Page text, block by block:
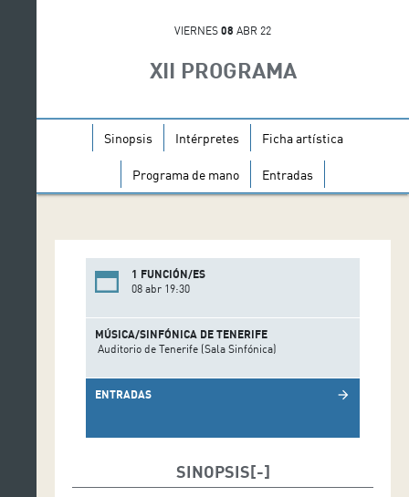
VIERNES 08 ABR 22
XII PROGRAMA
Sinopsis Intérpretes Ficha artística
Programa de mano Entradas
1 FUNCIÓN/ES
08 abr 19:30
MÚSICA/SINFÓNICA DE TENERIFE
Auditorio de Tenerife (Sala Sinfónica)
ENTRADAS arrow_forward
SINOPSIS